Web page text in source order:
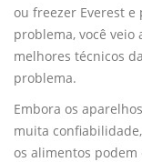
ou freezer Everest
problema, você veio
melhores técnicos
problema.
Embora os
muita
os alimentos podem